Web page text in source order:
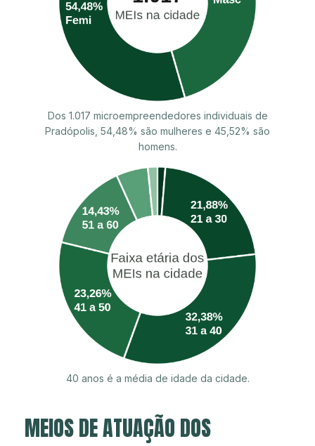
Dos 1.017 microempreendedores individuais de
Pradópolis, 54,48% são mulheres e 45,52% são
homens.
40 anos é a média de idade da cidade.
MEIOS DE ATUAÇÃO DOS